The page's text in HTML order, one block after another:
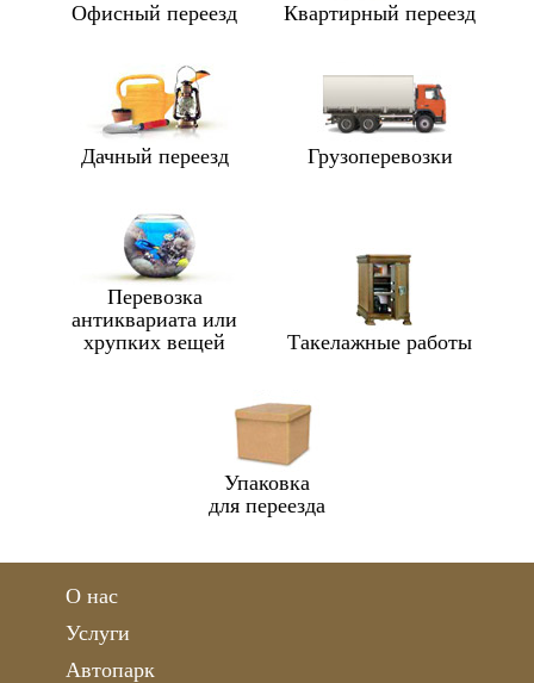
Офисный переезд Квартирный переезд
Дачный переезд Грузоперевозки
Перевозка
антиквариата или
хрупких вещей
Такелажные работы
Упаковка
для переезда
О нас
Услуги
Автопарк